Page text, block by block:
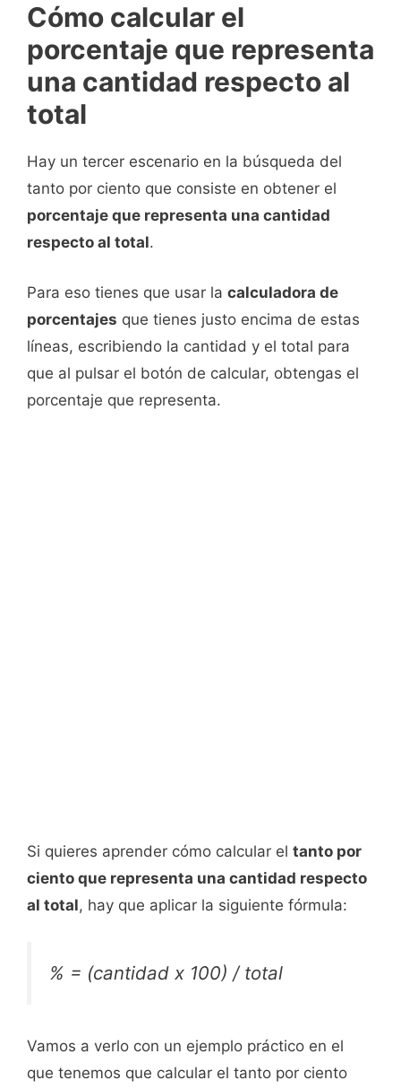
Cómo calcular el
porcentaje que representa
una cantidad respecto al
total
Hay un tercer escenario en la búsqueda del
tanto por ciento que consiste en obtener el
porcentaje que representa una cantidad
respecto al total.
Para eso tienes que usar la calculadora de
porcentajes que tienes justo encima de estas
líneas, escribiendo la cantidad y el total para
que al pulsar el botón de calcular, obtengas el
porcentaje que representa.
Si quieres aprender cómo calcular el tanto por
ciento que representa una cantidad respecto
al total, hay que aplicar la siguiente fórmula:
% = (cantidad x 100) / total
Vamos a verlo con un ejemplo práctico en el
que tenemos que calcular el tanto por ciento